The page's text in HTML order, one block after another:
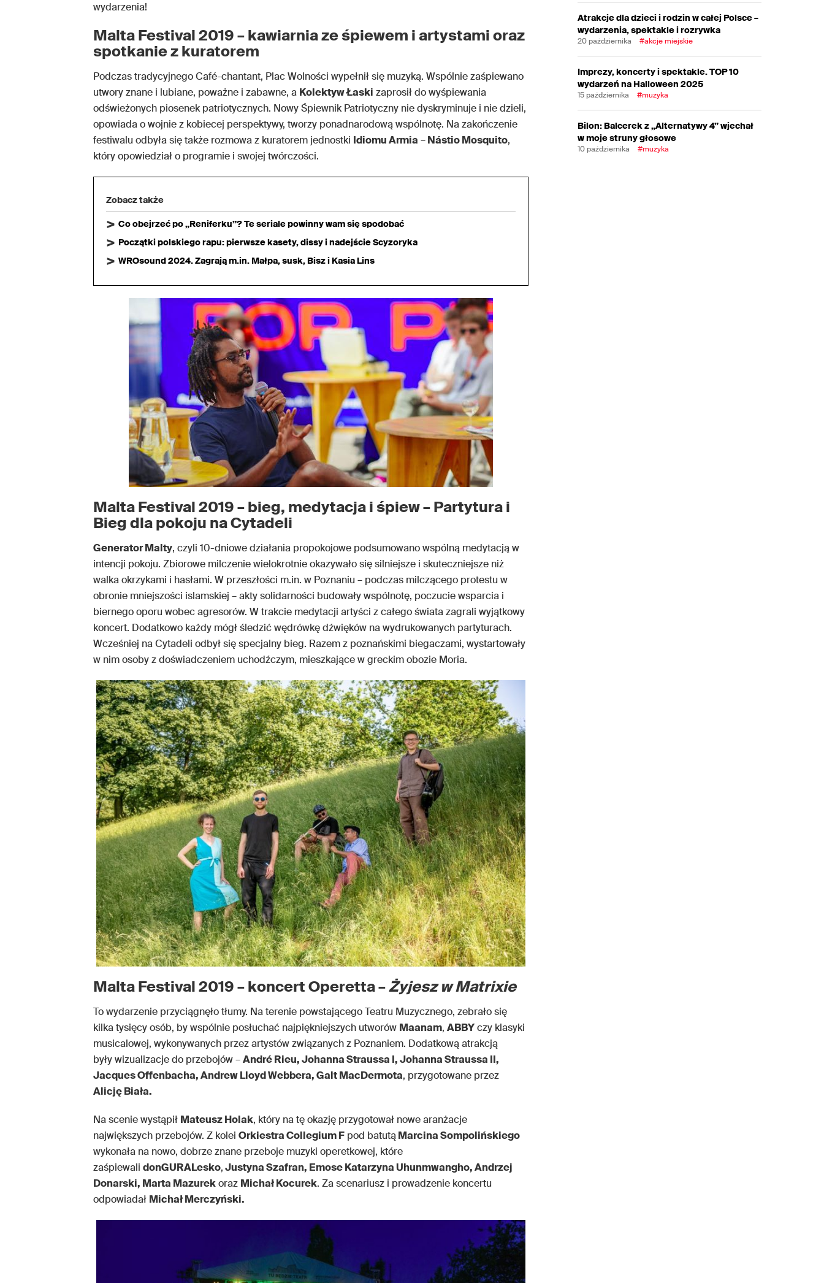
wydarzenia!
Malta Festival 2019 – kawiarnia ze śpiewem i artystami oraz
spotkanie z kuratorem
Podczas tradycyjnego Café-chantant, Plac Wolności wypełnił się muzyką. Wspólnie zaśpiewano
utwory znane i lubiane, poważne i zabawne, a Kolektyw Łaski zaprosił do wyśpiewania
odświeżonych piosenek patriotycznych. Nowy Śpiewnik Patriotyczny nie dyskryminuje i nie dzieli,
opowiada o wojnie z kobiecej perspektywy, tworzy ponadnarodową wspólnotę. Na zakończenie
festiwalu odbyła się także rozmowa z kuratorem jednostki Idiomu Armia –Nástio Mosquito,
który opowiedział o programie i swojej twórczości.
Zobacz także
Co obejrzeć po „Reniferku”? Te seriale powinny wam się spodobać
Początki polskiego rapu: pierwsze kasety, dissy i nadejście Scyzoryka
WROsound 2024. Zagrają m.in. Małpa, susk, Bisz i Kasia Lins
Malta Festival 2019 – bieg, medytacja i śpiew – Partytura i
Bieg dla pokoju na Cytadeli
Generator Malty, czyli 10-dniowe działania propokojowe podsumowano wspólną medytacją w
intencji pokoju. Zbiorowe milczenie wielokrotnie okazywało się silniejsze i skuteczniejsze niż
walka okrzykami i hasłami. W przeszłości m.in. w Poznaniu – podczas milczącego protestu w
obronie mniejszości islamskiej – akty solidarności budowały wspólnotę, poczucie wsparcia i
biernego oporu wobec agresorów. W trakcie medytacji artyści z całego świata zagrali wyjątkowy
koncert. Dodatkowo każdy mógł śledzić wędrówkę dźwięków na wydrukowanych partyturach.
Wcześniej na Cytadeli odbył się specjalny bieg. Razem z poznańskimi biegaczami, wystartowały
w nim osoby z doświadczeniem uchodźczym, mieszkające w greckim obozie Moria.
Malta Festival 2019 – koncert Operetta –Żyjesz w Matrixie
To wydarzenie przyciągnęło tłumy. Na terenie powstającego Teatru Muzycznego, zebrało się
kilka tysięcy osób, by wspólnie posłuchać najpiękniejszych utworów Maanam, ABBYczy klasyki
musicalowej, wykonywanych przez artystów związanych z Poznaniem. Dodatkową atrakcją
były wizualizacje do przebojów –André Rieu, Johanna Straussa I, Johanna Straussa II,
Jacques Offenbacha, Andrew Lloyd Webbera, Galt MacDermota, przygotowane przez
Alicję Biała.
Na scenie wystąpił Mateusz Holak, który na tę okazję przygotował nowe aranżacje
największych przebojów. Z kolei Orkiestra Collegium F pod batutąMarcina Sompolińskiego
wykonała na nowo, dobrze znane przeboje muzyki operetkowej, które
zaśpiewali donGURALesko,Justyna Szafran, Emose Katarzyna Uhunmwangho, Andrzej
Donarski, Marta Mazurekoraz Michał Kocurek. Za scenariusz i prowadzenie koncertu
odpowiadał Michał Merczyński.
Atrakcje dla dzieci i rodzin w całej Polsce –
wydarzenia, spektakle i rozrywka
20 października #akcje miejskie
Imprezy, koncerty i spektakle. TOP 10
wydarzeń na Halloween 2025
15 października #muzyka
Bilon: Balcerek z „Alternatywy 4” wjechał
w moje struny głosowe
10 października #muzyka